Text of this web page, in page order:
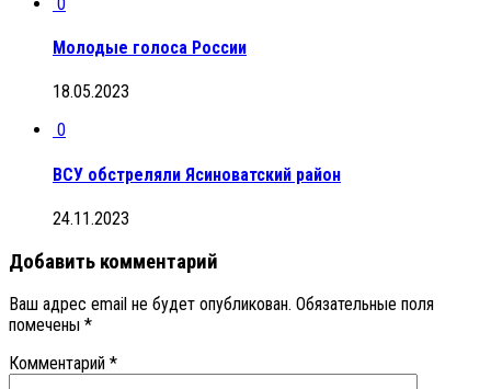
Молодые голоса России
18.05.2023
0
ВСУ обстреляли Ясиноватский район
24.11.2023
Добавить комментарий
Ваш адрес email не будет опубликован. Обязательные поля
помечены *
Комментарий *